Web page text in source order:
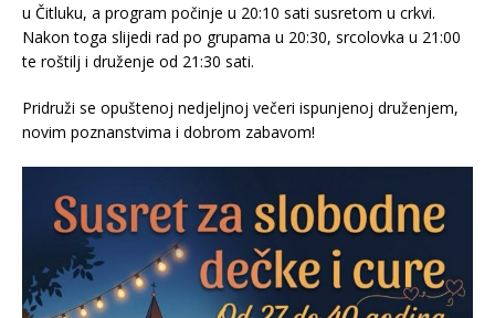
u Čitluku, a program počinje u 20:10 sati susretom u crkvi.
Nakon toga slijedi rad po grupama u 20:30, srcolovka u 21:00
te roštilj i druženje od 21:30 sati.
Pridruži se opuštenoj nedjeljnoj večeri ispunjenoj druženjem,
novim poznanstvima i dobrom zabavom!